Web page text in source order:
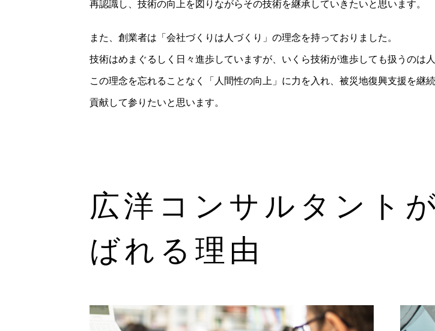
再認識し、技術の向上を図りながらその技術を継承していきたいと思います。
また、創業者は「会社づくりは人づくり」の理念を持っておりました。
技術はめまぐるしく日々進歩していますが、いくら技術が進歩しても扱うのは人
この理念を忘れることなく「人間性の向上」に力を入れ、被災地復興支援を継
貢献して参りたいと思います。
広洋コンサルタント
ばれる理由